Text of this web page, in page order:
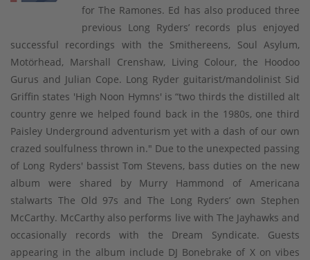
for The Ramones. Ed has also produced three
previous Long Ryders’ records plus enjoyed
successful recordings with the Smithereens, Soul Asylum,
Motörhead, Marshall Crenshaw, Living Colour, the Hoodoo
Gurus and Julian Cope. Long Ryder guitarist/mandolinist Sid
Griffin states 'High Noon Hymns' is “two thirds the distilled alt
country genre we helped found back in the 1980s, one third
Paisley Underground adventurism yet with a dash of our own
crazed soulfulness thrown in." Due to the unexpected passing
of Long Ryders' bassist Tom Stevens, bass duties on the new
album were shared by Murry Hammond of Americana
stalwarts The Old 97s and The Long Ryders’ own Stephen
McCarthy. McCarthy also performs live with The Jayhawks and
occasionally records with the Dream Syndicate. Guests
appearing in the album include DJ Bonebrake of X on vibes